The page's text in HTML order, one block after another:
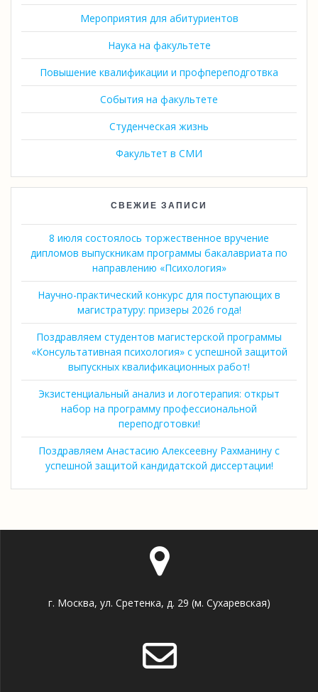
Мероприятия для абитуриентов
Наука на факультете
Повышение квалификации и профпереподготвка
События на факультете
Студенческая жизнь
Факультет в СМИ
СВЕЖИЕ ЗАПИСИ
8 июля состоялось торжественное вручение
дипломов выпускникам программы бакалавриата по
направлению «Психология»
Научно-практический конкурс для поступающих в
магистратуру: призеры 2026 года!
Поздравляем студентов магистерской программы
«Консультативная психология» с успешной защитой
выпускных квалификационных работ!
Экзистенциальный анализ и логотерапия: открыт
набор на программу профессиональной
переподготовки!
Поздравляем Анастасию Алексеевну Рахманину с
успешной защитой кандидатской диссертации!
г. Москва, ул. Сретенка, д. 29 (м. Сухаревская)